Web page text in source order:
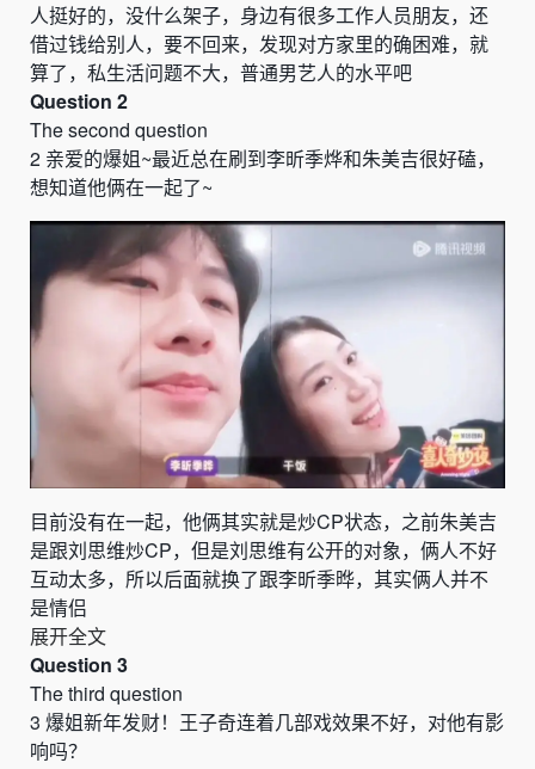
人挺好的，没什么架子，身边有很多工作人员朋友，还
借过钱给别人，要不回来，发现对方家里的确困难，就
算了，私生活问题不大，普通男艺人的水平吧
Question 2
The second question
2 亲爱的爆姐~最近总在刷到李昕季烨和朱美吉很好磕，
想知道他俩在一起了~
目前没有在一起，他俩其实就是炒CP状态，之前朱美吉
是跟刘思维炒CP，但是刘思维有公开的对象，俩人不好
互动太多，所以后面就换了跟李昕季晔，其实俩人并不
是情侣
展开全文
Question 3
The third question
3 爆姐新年发财！王子奇连着几部戏效果不好，对他有影
响吗？